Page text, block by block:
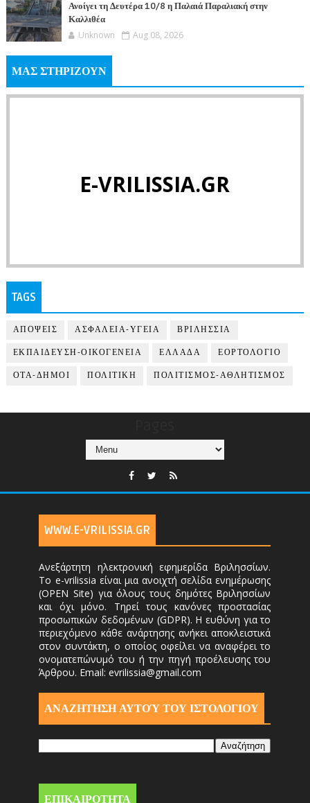
Ανοίγει τη Δευτέρα 10/8 η Παλαιά Παραλιακή στην
Καλλιθέα
Unknown Aug 08, 2026
ΜΑΣ ΣΤΗΡΙΖΟΥΝ
E-VRILISSIA.GR
TAGS
ΑΠΟΨΕΙΣ ΑΣΦΑΛΕΙΑ-ΥΓΕΙΑ ΒΡΙΛΗΣΣΙΑ
ΕΚΠΑΙΔΕΥΣΗ-ΟΙΚΟΓΕΝΕΙΑ ΕΛΛΑΔΑ ΕΟΡΤΟΛΟΓΙΟ
ΟΤΑ-ΔΗΜΟΙ ΠΟΛΙΤΙΚΗ ΠΟΛΙΤΙΣΜΟΣ-ΑΘΛΗΤΙΣΜΟΣ
WWW.E-VRILISSIA.GR
Ανεξάρτητη ηλεκτρονική εφημερίδα Βριλησσίων.
Το e-vrilissia είναι μια ανοιχτή σελίδα ενημέρωσης
(OPEN Site) για όλους τους δημότες Βριλησσίων
και όχι μόνο. Τηρεί τους κανόνες προστασίας
προσωπικών δεδομένων (GDPR). Η ευθύνη για το
περιεχόμενο κάθε ανάρτησης ανήκει αποκλειστικά
στον συντάκτη, ο οποίος οφείλει να αναφέρει το
ονοματεπώνυμό του ή την πηγή προέλευσης του
Άρθρου. Email: evrilissia@gmail.com
ΑΝΑΖΗΤΗΣΗ ΑΥΤΟΎ ΤΟΥ ΙΣΤΟΛΟΓΙΟΥ
ΕΠΙΚΑΙΡΟΤΗΤΑ